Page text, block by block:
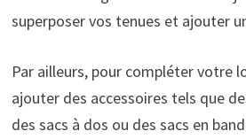
superposer vos tenues et ajouter
Par ailleurs, pour compléter votre
ajouter des accessoires tels que
des sacs à dos ou des sacs en